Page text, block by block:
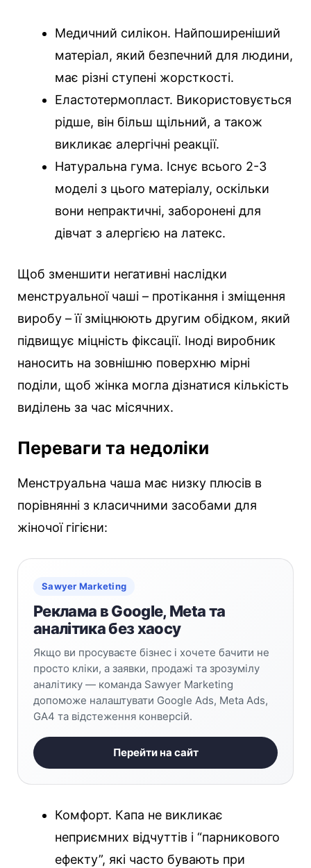
Медичний силікон. Найпоширеніший
матеріал, який безпечний для людини,
має різні ступені жорсткості.
Еластотермопласт. Використовується
рідше, він більш щільний, а також
викликає алергічні реакції.
Натуральна гума. Існує всього 2-3
моделі з цього матеріалу, оскільки
вони непрактичні, заборонені для
дівчат з алергією на латекс.
Щоб зменшити негативні наслідки
менструальної чаші – протікання і зміщення
виробу – її зміцнюють другим обідком, який
підвищує міцність фіксації. Іноді виробник
наносить на зовнішню поверхню мірні
поділи, щоб жінка могла дізнатися кількість
виділень за час місячних.
Переваги та недоліки
Менструальна чаша має низку плюсів в
порівнянні з класичними засобами для
жіночої гігієни:
Sawyer Marketing
Реклама в Google, Meta та
аналітика без хаосу
Якщо ви просуваєте бізнес і хочете бачити не
просто кліки, а заявки, продажі та зрозумілу
аналітику — команда Sawyer Marketing
допоможе налаштувати Google Ads, Meta Ads,
GA4 та відстеження конверсій.
Перейти на сайт
Комфорт. Капа не викликає
неприємних відчуттів і “парникового
ефекту”, які часто бувають при